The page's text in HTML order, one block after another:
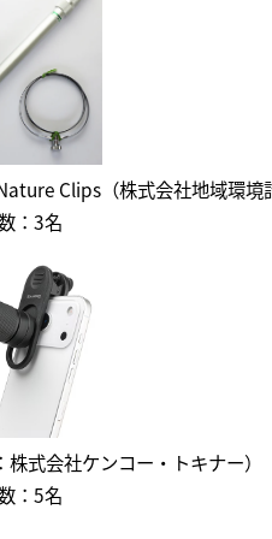
Clips（株式会社地域環境
：3名
式会社ケンコー・トキナー）
：5名